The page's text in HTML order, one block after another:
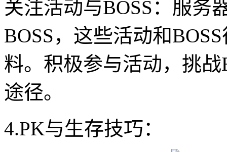
关注活动与BOSS：服务
BOSS，这些活动和
料。积极参与活动，挑
途径。
4.PK与生存技巧：